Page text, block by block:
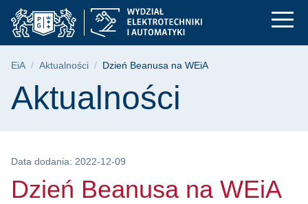
Przejdź
do
menu
Przejdź
do
wyszukiwarki
Przejdź
do
treści
Dzień Beanusa na
Ścieżka nawigacyjna
EiA Aktualności Dzień Beanusa na WEiA
Treść strony
Aktualności
Data dodania: 2022-12-09
Dzień Beanusa na WEiA